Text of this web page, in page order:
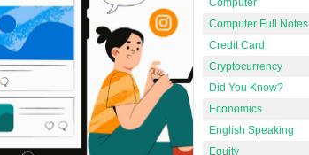
Computer
Computer Full Notes
Credit Card
Cryptocurrency
Did You Know?
Economics
English Speaking
Equity